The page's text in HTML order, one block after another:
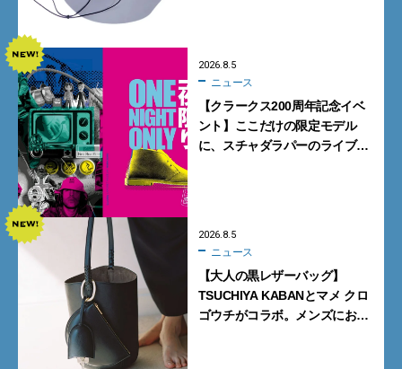
2026.8.5
ニュース
【クラークス200周年記念イベ
ント】ここだけの限定モデル
に、スチャダラパーのライブ
2026.8.5
ニュース
【大人の黒レザーバッグ】
TSUCHIYA KABANとマメ クロ
ゴウチがコラボ。メンズにおす